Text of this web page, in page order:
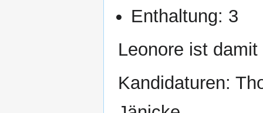
Enthaltung: 3
Leonore ist
Kandidaturen: